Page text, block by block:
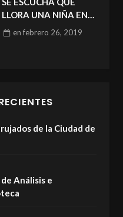
LLORA UNA NIÑA EN
LA IGLESIA DE
enfebrero 26, 2019
de la Ciudad de
Análisis e